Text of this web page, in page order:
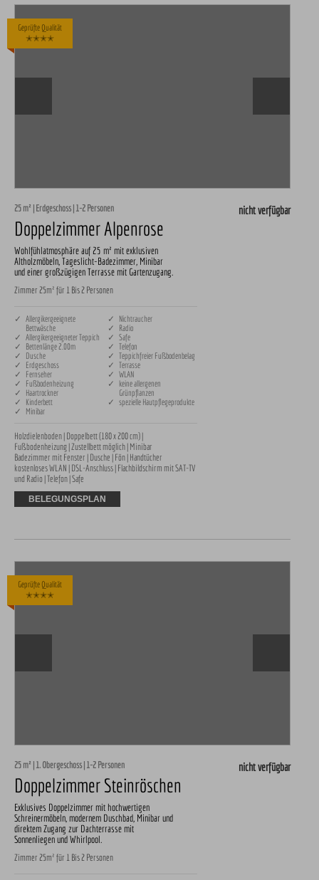
Geprüfte Qualität
✭✭✭✭
25 m² | Erdgeschoss | 1-2 Personen
Doppelzimmer Alpenrose
Wohlfühlatmosphäre auf 25 m² mit exklusiven
Altholzmöbeln, Tageslicht-Badezimmer, Minibar
und einer großzügigen Terrasse mit Gartenzugang.
Zimmer 25m² für 1 Bis 2 Personen
✓ Allergikergeeignete
Bettwäsche
✓ Allergikergeeigneter Teppich
✓ Bettenlänge 2.00m
✓ Dusche
✓ Erdgeschoss
✓ Fernseher
✓ Fußbodenheizung
✓ Haartrockner
✓ Kinderbett
✓ Minibar
✓ Nichtraucher
✓ Radio
✓ Safe
✓ Telefon
✓ Teppichfreier Fußbodenbelag
✓ Terrasse
✓ WLAN
✓ keine allergenen
Grünpflanzen
✓ spezielle Hautpflegeprodukte
Holzdielenboden | Doppelbett (180 x 200 cm) |
Fußbodenheizung | Zustellbett möglich | Minibar
Badezimmer mit Fenster | Dusche | Fön | Handtücher
kostenloses WLAN | DSL-Anschluss | Flachbildschirm mit SAT-TV
und Radio | Telefon | Safe
nicht verfügbar
BELEGUNGSPLAN
Geprüfte Qualität
✭✭✭✭
25 m² | 1. Obergeschoss | 1-2 Personen
Doppelzimmer Steinröschen
Exklusives Doppelzimmer mit hochwertigen
Schreinermöbeln, modernem Duschbad, Minibar und
direktem Zugang zur Dachterrasse mit
Sonnenliegen und Whirlpool.
Zimmer 25m² für 1 Bis 2 Personen
nicht verfügbar